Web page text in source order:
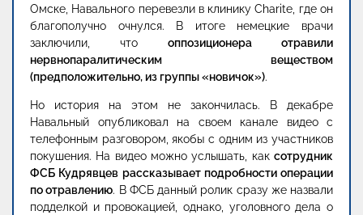
Омске, Навального перевезли в клинику Charite, где он
благополучно очнулся. В итоге немецкие врачи
заключили, что оппозиционера отравили
нервнопаралитическим веществом
(предположительно, из группы «новичок»).
Но история на этом не закончилась. В декабре
Навальный опубликовал на своем канале видео с
телефонным разговором, якобы с одним из участников
покушения. На видео можно услышать, как сотрудник
ФСБ Кудрявцев рассказывает подробности операции
по отравлению. В ФСБ данный ролик сразу же назвали
подделкой и провокацией, однако, уголовного дела о